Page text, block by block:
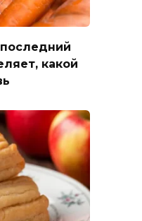
какой